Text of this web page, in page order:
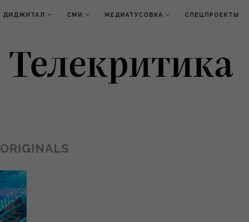
ДИДЖИТАЛ СМИ МЕДИАТУСОВКА СПЕЦПРОЕКТЫ
ORIGINALS